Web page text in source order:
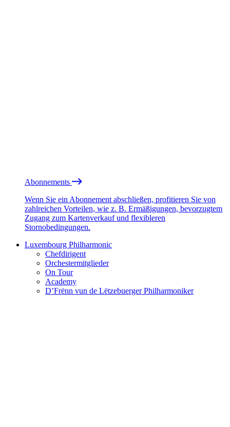
Abonnements
Wenn Sie ein Abonnement abschließen, profitieren Sie von
zahlreichen Vorteilen, wie z. B. Ermäßigungen, bevorzugtem
Zugang zum Kartenverkauf und flexibleren
Stornobedingungen.
Luxembourg Philharmonic
Chefdirigent
Orchestermitglieder
On Tour
Academy
D’Frënn vun de Lëtzebuerger Philharmoniker